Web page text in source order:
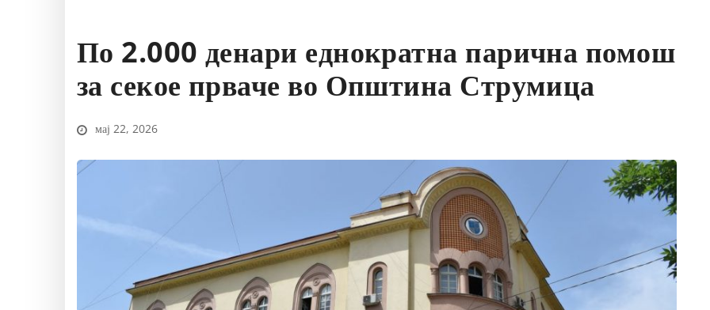
По 2.000 денари еднократна парична помош
за секое прваче во Општина Струмица
мај 22, 2026